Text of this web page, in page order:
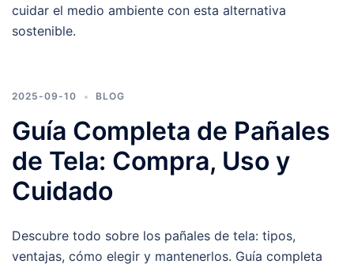
cuidar el medio ambiente con esta alternativa
sostenible.
2025-09-10 BLOG
Guía Completa de Pañales
de Tela: Compra, Uso y
Cuidado
Descubre todo sobre los pañales de tela: tipos,
ventajas, cómo elegir y mantenerlos. Guía completa